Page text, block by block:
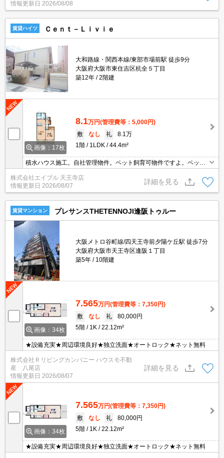
情報更新日 2026/08/08
賃貸ハイツ Ｃｅｎｔ－Ｌｉｖｉｅ
大和路線・関西本線/東部市場前駅 徒歩9分
大阪府大阪市東住吉区杭全５丁目
築12年
2階建
画像：17枚
8.1万円(管理費等：5,000円)
敷
なし 礼
8.1万
1階
1LDK 44.4m²
積水ハウス施工。自社管理物件。ペット飼育可物件ですよ。ペット
飼育の場合、家賃3,000円増。こんなお部屋に住んでお友達に自慢
しちゃいましょう。現地待ち合わせ、物件ご案内可能。オンライン
内見相談可。
株式会社エイブル 天王寺店
情報更新日 2026/08/07
詳細を見る
賃貸マンション プレサンスTHETENNOJI逢阪トゥルー
大阪メトロ谷町線/四天王寺前夕陽ケ丘駅 徒歩7分
大阪府大阪市天王寺区逢阪１丁目
築5年
10階建
画像：34枚
7.565万円(管理費等：7,350円)
敷
なし 礼
80,000円
5階
1K 22.12m²
★設備充実★周辺環境良好★独立洗面★オートロック★ネット無料
株式会社Ｒリビングカンパニー ハウスモ不動
産 八尾店
情報更新日 2026/08/07
詳細を見る
画像：34枚
7.565万円(管理費等：7,350円)
敷
なし 礼
80,000円
5階
1K 22.12m²
★設備充実★周辺環境良好★独立洗面★オートロック★ネット無料